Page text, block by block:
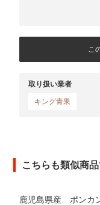
こ
取り扱い業者
キング青果
こちらも類似商
鹿児島県産 ポンカ